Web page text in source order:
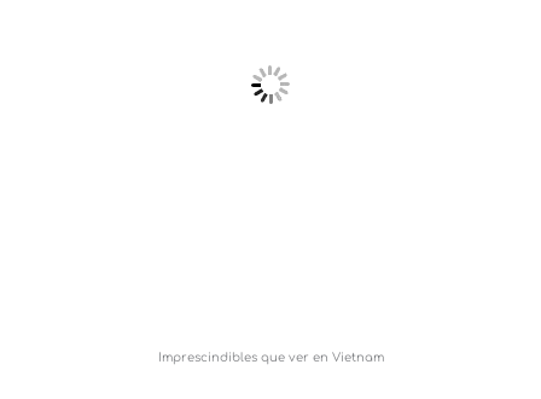
Imprescindibles que ver en Vietnam